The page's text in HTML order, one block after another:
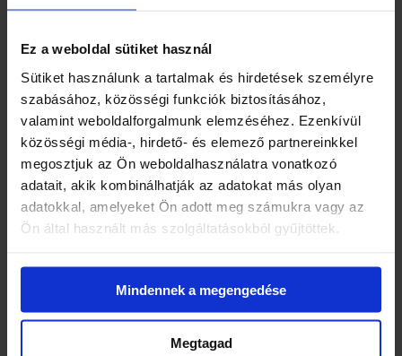
Ez a weboldal sütiket használ
Sütiket használunk a tartalmak és hirdetések személyre
szabásához, közösségi funkciók biztosításához,
valamint weboldalforgalmunk elemzéséhez. Ezenkívül
közösségi média-, hirdető- és elemező partnereinkkel
megosztjuk az Ön weboldalhasználatra vonatkozó
adatait, akik kombinálhatják az adatokat más olyan
adatokkal, amelyeket Ön adott meg számukra vagy az
Ön által használt más szolgáltatásokból gyűjtöttek.
Mindennek a megengedése
Megtagad
A SZÜLŐ neve*
Szülő email címe*
Szülő telefonszáma*